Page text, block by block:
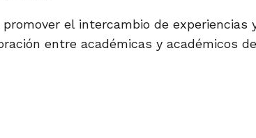
el intercambio de experiencias
entre académicas y académicos